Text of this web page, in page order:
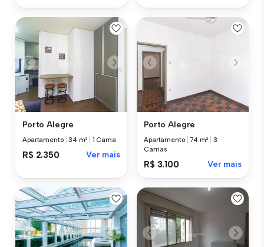
Porto Alegre
Apartamento |34 m² 1 Cama
R$ 2.350 Ver mais
Porto Alegre
Apartamento |74 m²
3
Camas
R$ 3.100 Ver mais